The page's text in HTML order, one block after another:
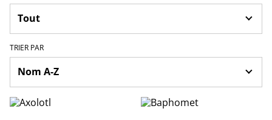
TRIER PAR